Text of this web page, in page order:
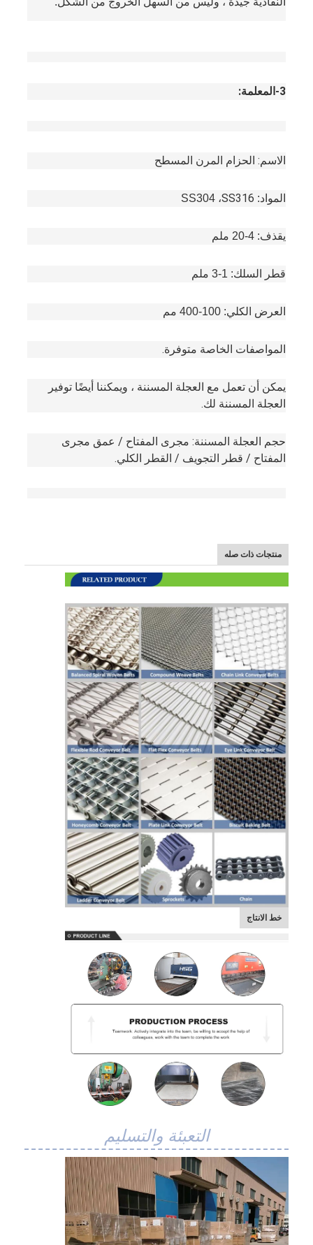
حزام شبكي من الستانلس ستيل
شبكة الأسلاك الحلزونية
حزام النقل على شكل قرص العسل
لوحة سلسلة ناقل
حزام شبكي للطاقة الشمسية الكهروضوئية
حزام الفريزر الحلزوني
3-المعلمة:
الاسم: الحزام المرن المسطح
المواد: SS304 ، SS316
يقذف: 4-20 ملم
قطر السلك: 1-3 ملم
العرض الكلي: 100-400 مم
المواصفات الخاصة متوفرة.
العجلة المسننة لك.
المفتاح / قطر التجويف / القطر الكلي.
منتجات ذات صله
خط الانتاج
التعبئة والتسليم